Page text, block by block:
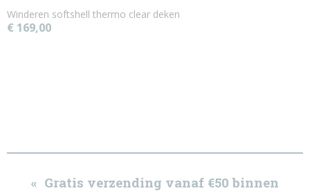
Winderen softshell thermo clear deken
€ 169,00
« Gratis verzending vanaf €50 binnen